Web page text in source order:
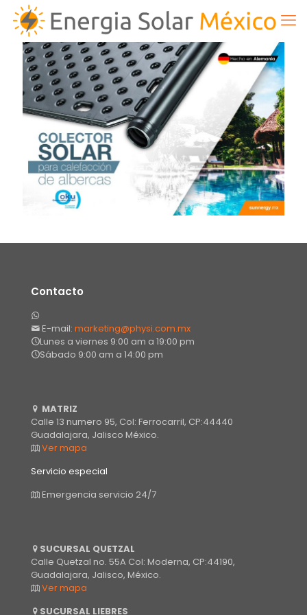
Contacto
E-mail: marketing@physi.com.mx
Lunes a viernes 9:00 am a 19:00 pm
Sábado 9:00 am a 14:00 pm
MATRIZ
Calle 13 numero 95, Col: Ferrocarril, CP:44440
Guadalajara, Jalisco México.
Ver mapa
Servicio especial
Emergencia servicio 24/7
SUCURSAL QUETZAL
Calle Quetzal no. 55A Col: Moderna, CP:44190,
Guadalajara, Jalisco, México.
Ver mapa
SUCURSAL LIEBRES